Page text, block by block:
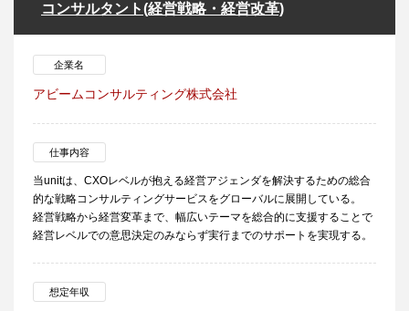
コンサルタント(経営戦略・経営改革)
企業名
アビームコンサルティング株式会社
仕事内容
当unitは、CXOレベルが抱える経営アジェンダを解決するための総合
的な戦略コンサルティングサービスをグローバルに展開している。
経営戦略から経営変革まで、幅広いテーマを総合的に支援することで
経営レベルでの意思決定のみならず実行までのサポートを実現する。
想定年収